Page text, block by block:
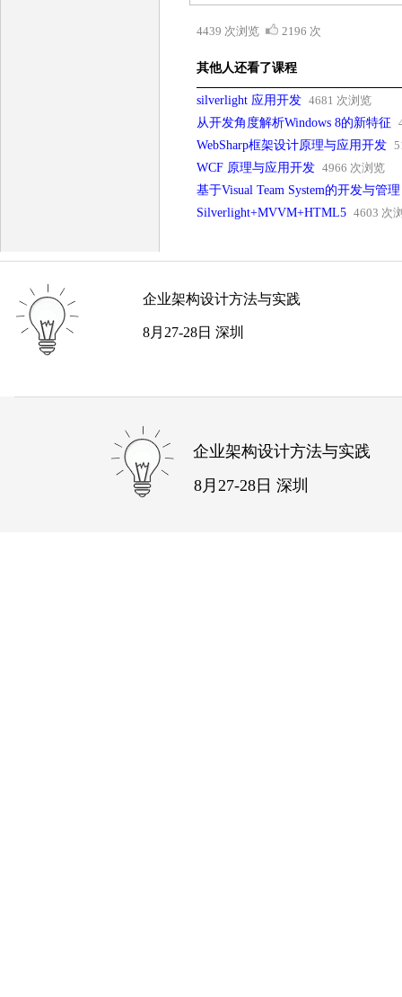
4439 次浏览 2196 次
其他人还看了课程
silverlight 应用开发 4681 次浏览
从开发角度解析Windows 8的新特征
WebSharp框架设计原理与应用开发
WCF 原理与应用开发 4966 次浏览
基于Visual Team System的开发与管理
Silverlight+MVVM+HTML5 4603 次